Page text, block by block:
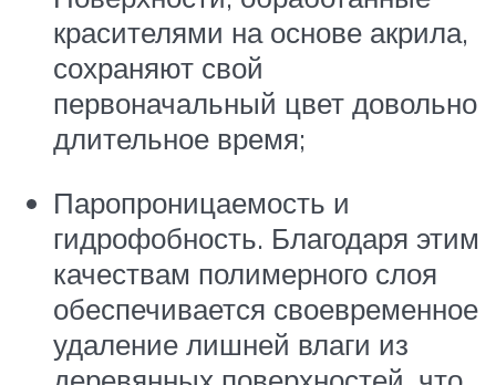
красителями на основе акрила,
сохраняют свой
первоначальный цвет довольно
длительное время;
Паропроницаемость и
гидрофобность. Благодаря этим
качествам полимерного слоя
обеспечивается своевременное
удаление лишней влаги из